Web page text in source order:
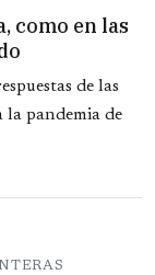
como en las
de las
la pandemia de